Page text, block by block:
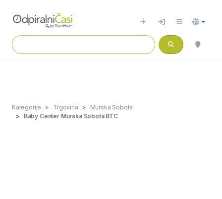
Kategorije Trgovina
Murska Sobota
Baby Center Murska Sobota BTC